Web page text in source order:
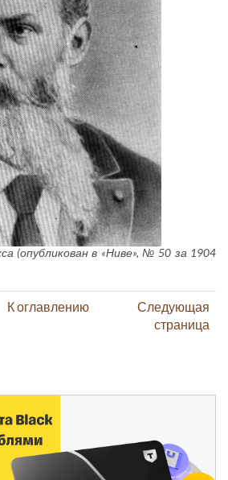
(опубликован в «Ниве», № 50 за 1904
К оглавлению
Следующая
страница